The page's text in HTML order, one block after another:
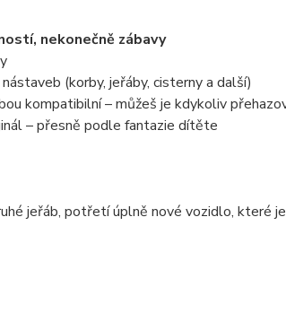
nekonečně zábavy
(korby, jeřáby, cisterny a další)
kompatibilní – můžeš je kdykoliv
– přesně podle fantazie dítěte
jeřáb, potřetí úplně nové vozidlo, které